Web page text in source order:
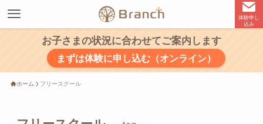
体験申し
込み
お子さまの状況に合わせてご案内します
まずは体験に申し込む（オンライン）
ホーム フリースクール